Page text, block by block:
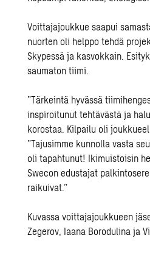
Voittajajoukkue saapui
nuorten oli helppo tehdä
Skypessä ja kasvokkain.
saumaton tiimi.
”Tärkeintä hyvässä
inspiroitunut tehtävästä ja
korostaa. Kilpailu oli
”Tajusimme kunnolla vasta
oli tapahtunut! Ikimuistoisin
Swecon edustajat
raikuivat.”
Kuvassa voittajajoukkueen
Zegerov, Iaana Borodulina ja